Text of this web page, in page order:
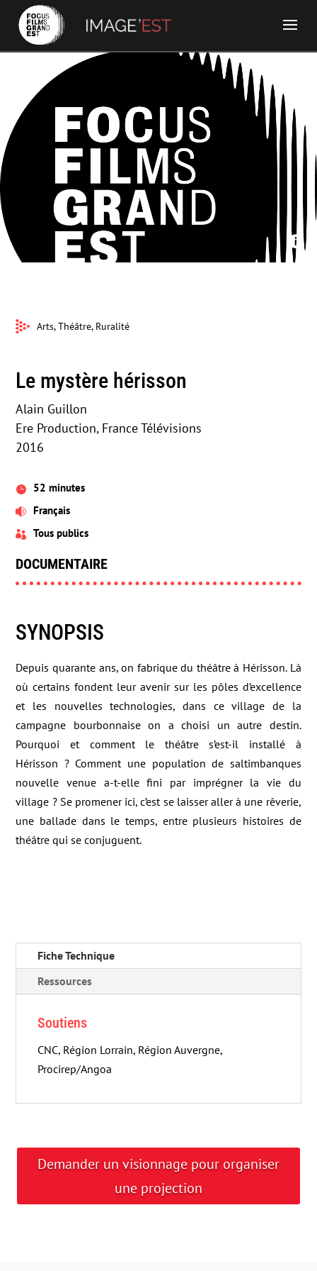
Ere Production, France Télévisions - Le mystère hérisson 
Arts, Théâtre, Ruralité
Le mystère hérisson
Alain Guillon
Ere Production, France Télévisions
2016
 52 minutes
 Français
 Tous publics
DOCUMENTAIRE
SYNOPSIS
Depuis quarante ans, on fabrique du théâtre à Hérisson. Là
où certains fondent leur avenir sur les pôles d’excellence
et les nouvelles technologies, dans ce village de la
campagne bourbonnaise on a choisi un autre destin.
Pourquoi et comment le théâtre s’est-il installé à
Hérisson ? Comment une population de saltimbanques
nouvelle venue a-t-elle fini par imprégner la vie du
village ? Se promener ici, c’est se laisser aller à une rêverie,
une ballade dans le temps, entre plusieurs histoires de
théâtre qui se conjuguent.
Fiche Technique
Ressources
Soutiens
CNC, Région Lorrain, Région Auvergne,
Procirep/Angoa
Demander un visionnage pour organiser
une projection